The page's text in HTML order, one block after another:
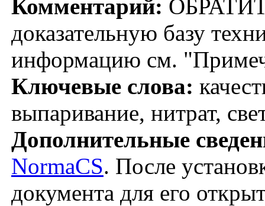
Комментарий:
доказательную базу
информацию см.
Ключевые слова:
выпаривание, нитрат,
Дополнительные
NormaCS. После
документа для его